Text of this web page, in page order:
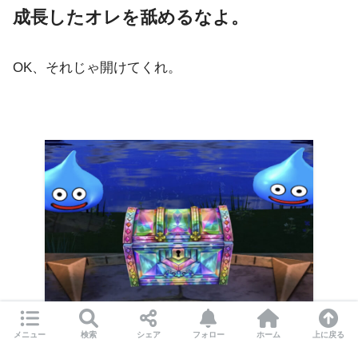
成長したオレを舐めるなよ。
OK、それじゃ開けてくれ。
メニュー 検索 シェア フォロー ホーム 上に戻る